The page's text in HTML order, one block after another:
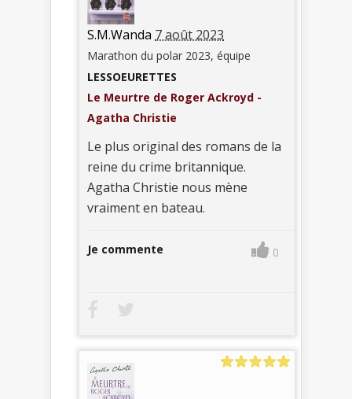
S.M.Wanda 7 août 2023
Marathon du polar 2023, équipe
LESSOEURETTES
Le Meurtre de Roger Ackroyd -
Agatha Christie
Le plus original des romans de la
reine du crime britannique.
Agatha Christie nous mène
vraiment en bateau.
Je commente 0